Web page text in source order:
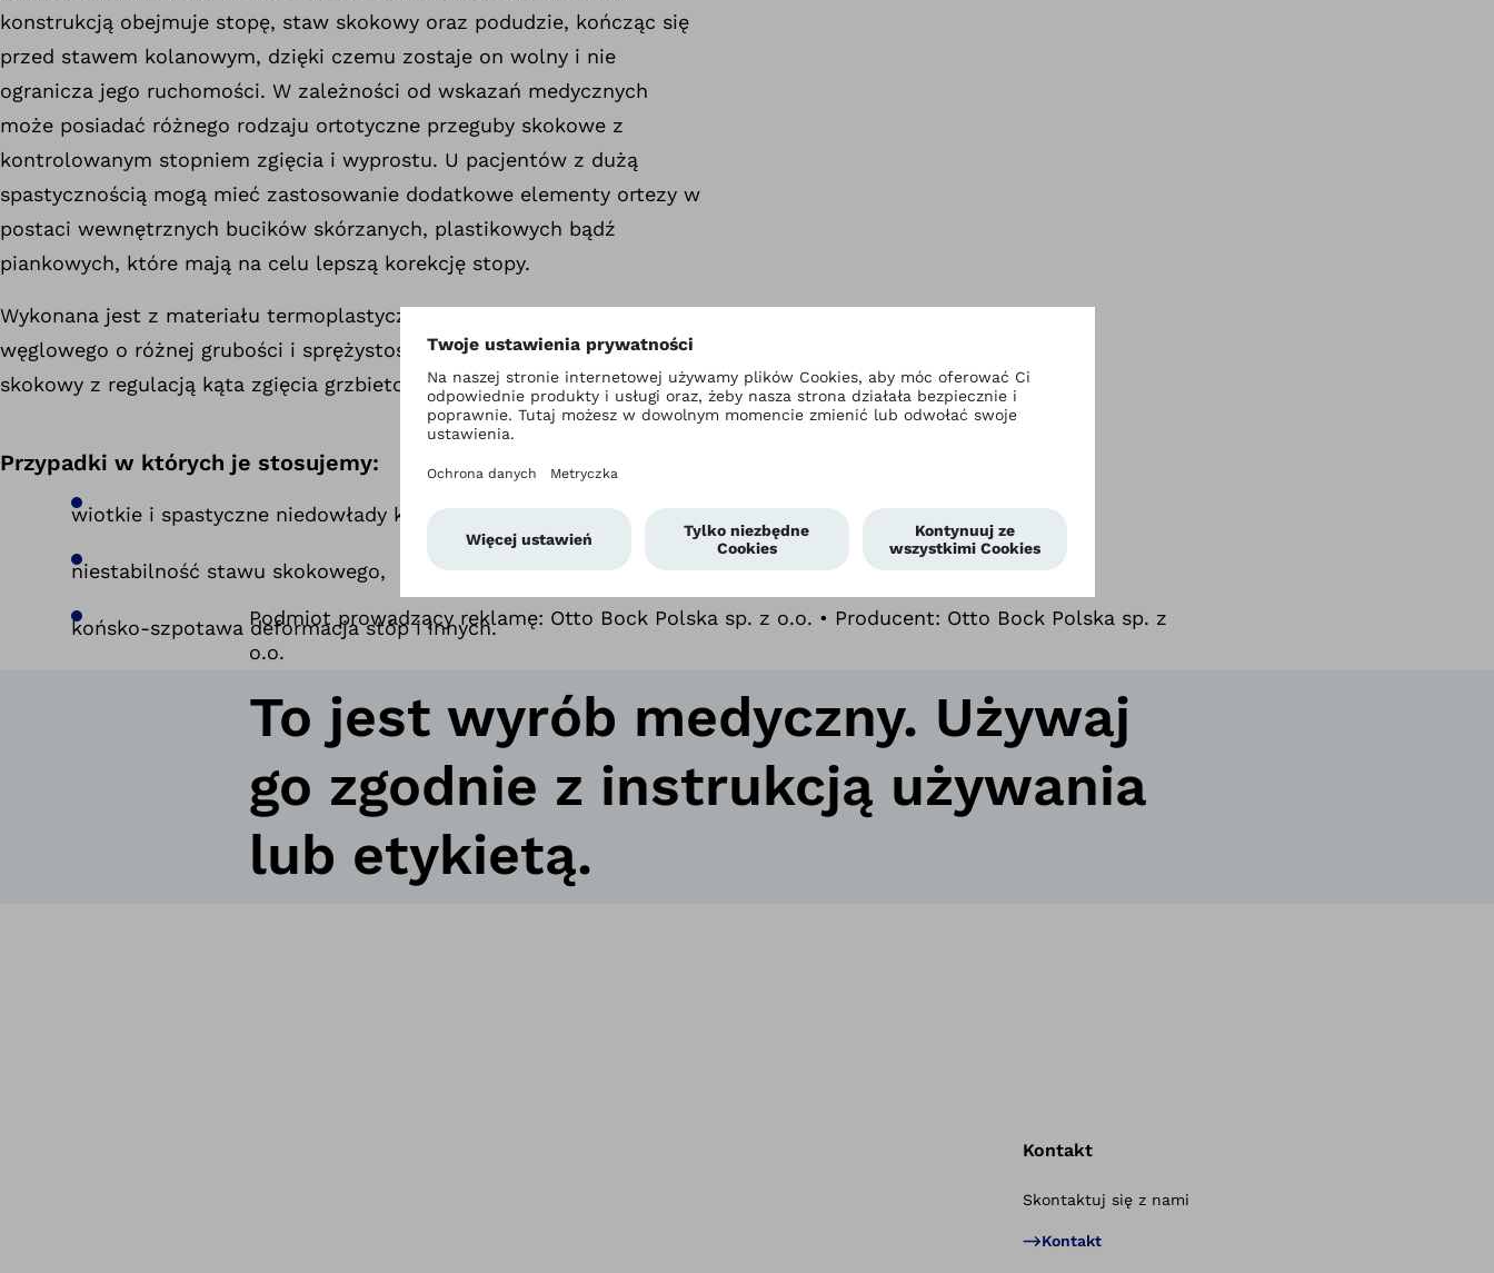
konstrukcją obejmuje stopę, staw skokowy oraz podudzie, kończąc się
przed stawem kolanowym, dzięki czemu zostaje on wolny i nie
ogranicza jego ruchomości. W zależności od wskazań medycznych
może posiadać różnego rodzaju ortotyczne przeguby skokowe z
kontrolowanym stopniem zgięcia i wyprostu. U pacjentów z dużą
spastycznością mogą mieć zastosowanie dodatkowe elementy ortezy w
postaci wewnętrznych bucików skórzanych, plastikowych bądź
piankowych, które mają na celu lepszą korekcję stopy.
Wykonana jest z materiału termoplastycznego, żywicy lub włókna
węglowego o różnej grubości i sprężystości. Może mieć ruchomy staw
skokowy z regulacją kąta zgięcia grzbietowego lub podeszwowego.
Przypadki w których je stosujemy:
wiotkie i spastyczne niedowłady kończyn,
niestabilność stawu skokowego,
końsko-szpotawa deformacja stóp i innych.
Podmiot prowadzący reklamę: Otto Bock Polska sp. z o.o. • Producent: Otto Bock Polska sp. z
o.o.
To jest wyrób medyczny. Używaj
go zgodnie z instrukcją używania
lub etykietą.
Kontakt
Skontaktuj się z nami
Kontakt